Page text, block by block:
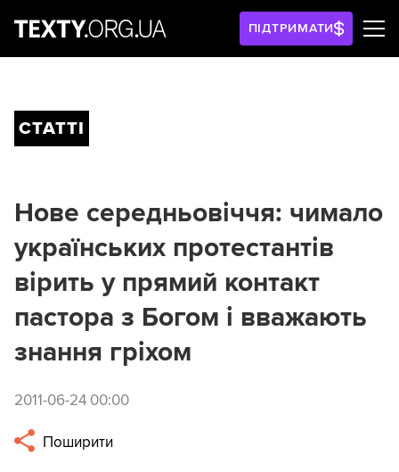
ПІДТРИМАТИ
СТАТТІ
Нове середньовіччя: чимало
українських протестантів
вірить у прямий контакт
пастора з Богом і вважають
знання гріхом
2011-06-24 00:00
Поширити